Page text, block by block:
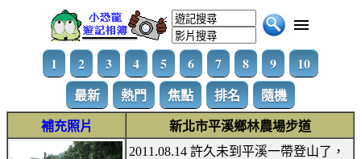
1 2 3 4 5 6 7 8 9
10
最新
熱門 焦點 排名 隨機
補充照片
新北市平溪鄉林農場步道
2011.08.14 許久未到平溪一帶登山了，